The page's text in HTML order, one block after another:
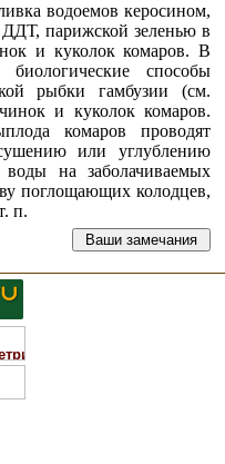
водоемов керосином,
парижской зеленью в
и куколок комаров. В
способы
рыбки гамбузии (см.
и куколок комаров.
комаров проводят
или углублению
воды на заболачиваемых
поглощающих колодцев,
п.